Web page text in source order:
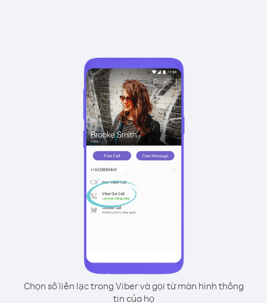
Chọn số liên lạc trong Viber và gọi từ màn hình thông
tin của họ